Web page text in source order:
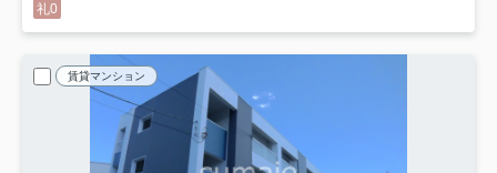
礼0
賃貸マンション